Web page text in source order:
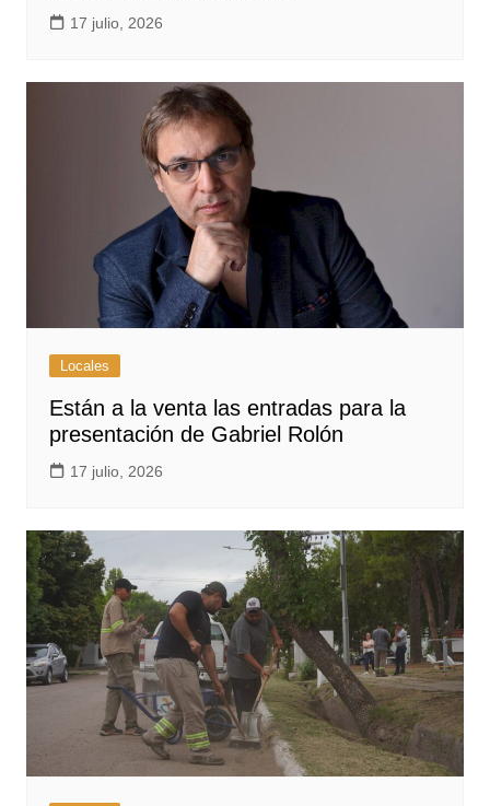
17 julio, 2026
Locales
Están a la venta las entradas para la
presentación de Gabriel Rolón
17 julio, 2026